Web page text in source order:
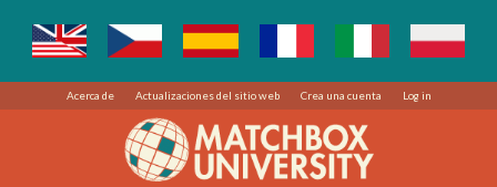
Acerca de Actualizaciones del sitio web Crea una cuenta Log in